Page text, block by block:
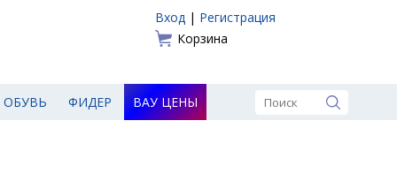
Вход | Регистрация
Корзина
ОБУВЬ ФИДЕР ВАУ ЦЕНЫ